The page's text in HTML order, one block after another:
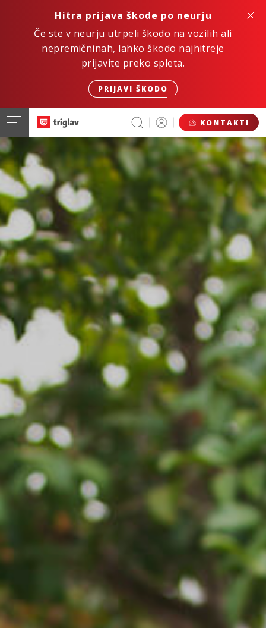
Hitra prijava škode po neurju
Če ste v neurju utrpeli škodo na vozilih ali
nepremičninah, lahko škodo najhitreje
prijavite preko spleta.
PRIJAVI ŠKODO
KONTAKTI